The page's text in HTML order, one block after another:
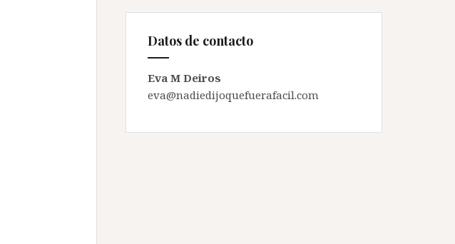
Datos de contacto
Eva M Deiros
eva@nadiedijoquefuerafacil.com